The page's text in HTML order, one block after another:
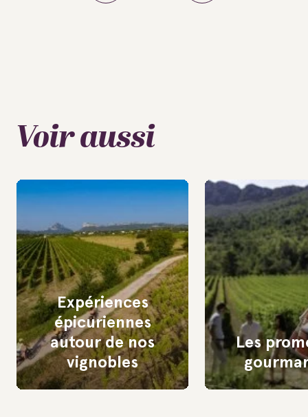
Voir aussi
Expériences
épicuriennes
autour de nos
vignobles
Les